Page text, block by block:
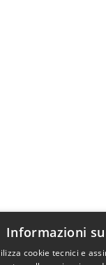
Informazioni
cookie tecnici e